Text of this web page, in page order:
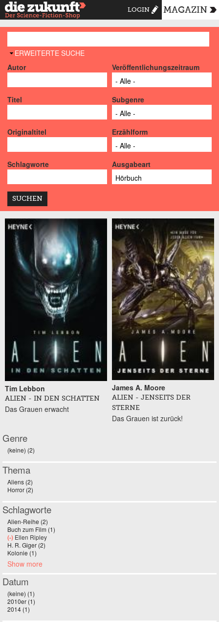
LOGIN MAGAZIN
AUSBLENDEN
ERWEITERTE SUCHE
Autor
Veröffentlichungszeitraum
Titel Subgenre
Originaltitel Erzählform
Schlagworte Ausgabeart
Tim Lebbon
ALIEN - IN DEN SCHATTEN
Das Grauen erwacht
James A. Moore
ALIEN - JENSEITS DER
STERNE
Das Grauen ist zurück!
Genre
(keine) (2)
Thema
Aliens (2)
Horror (2)
Schlagworte
Alien-Reihe (2)
Buch zum Film (1)
(-) Remove Ellen Ripley filter
Ellen Ripley
H. R. Giger (2)
Kolonie (1)
Show more
Datum
(keine) (1)
2010er (1)
2014 (1)